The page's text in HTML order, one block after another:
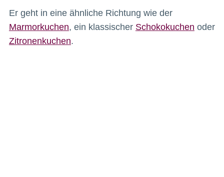
Er geht in eine ähnliche Richtung wie der
Marmorkuchen, ein klassischer Schokokuchen oder
Zitronenkuchen.